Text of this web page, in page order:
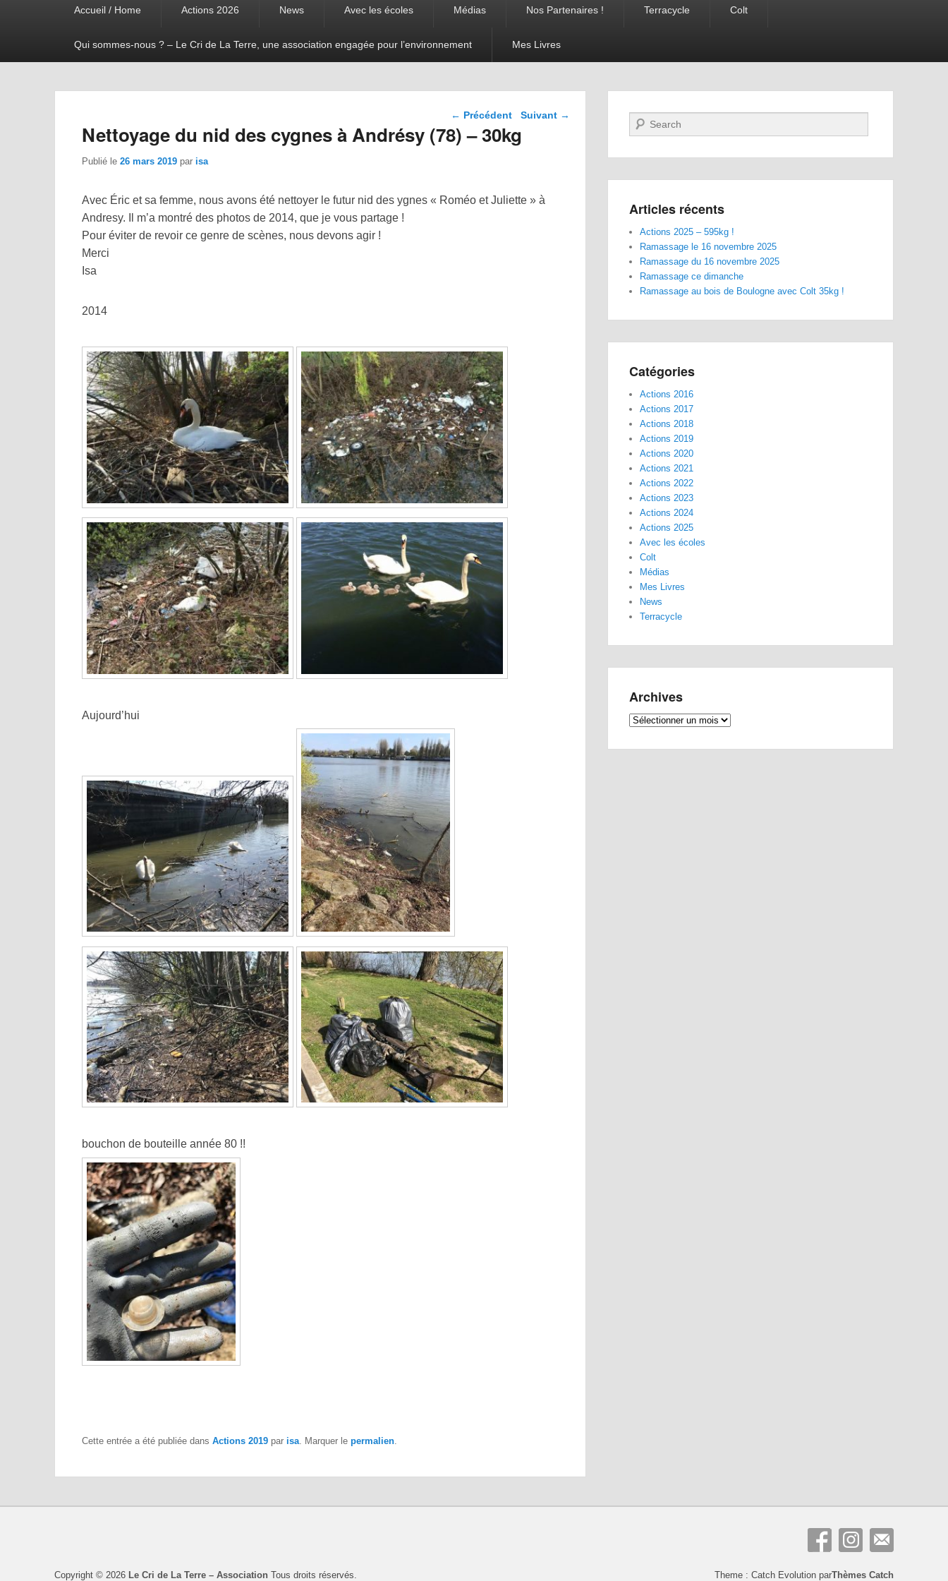
Accueil / Home Actions 2026 News Avec les écoles Médias Nos Partenaires ! Terracycle Colt
Qui sommes-nous ? – Le Cri de La Terre, une association engagée pour l’environnement Mes Livres
Navigation dans les
← Précédent Suivant →
Nettoyage du nid des cygnes à Andrésy (78) – 30kg
Publié le 26 mars 2019 par isa
Avec Éric et sa femme, nous avons été nettoyer le futur nid des ygnes « Roméo et Juliette » à
Andresy. Il m’a montré des photos de 2014, que je vous partage !
Pour éviter de revoir ce genre de scènes, nous devons agir !
Merci
Isa
2014
Aujourd’hui
bouchon de bouteille année 80 !!
Cette entrée a été publiée dans Actions 2019 par isa . Marquer le permalien
Recherche
Articles récents
Actions 2025 – 595kg !
Ramassage le 16 novembre 2025
Ramassage du 16 novembre 2025
Ramassage ce dimanche
Ramassage au bois de Boulogne avec Colt 35kg !
Catégories
Actions 2016
Actions 2017
Actions 2018
Actions 2019
Actions 2020
Actions 2021
Actions 2022
Actions 2023
Actions 2024
Actions 2025
Avec les écoles
Colt
Médias
Mes Livres
News
Terracycle
Archives
Archives
Copyright © 2026 Le Cri de La Terre – Association Tous droits réservés. Theme : Catch Evolution parThèmes Catch